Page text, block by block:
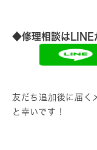
◆修理相談はLINE
友だち追加後に届く
と幸いです！